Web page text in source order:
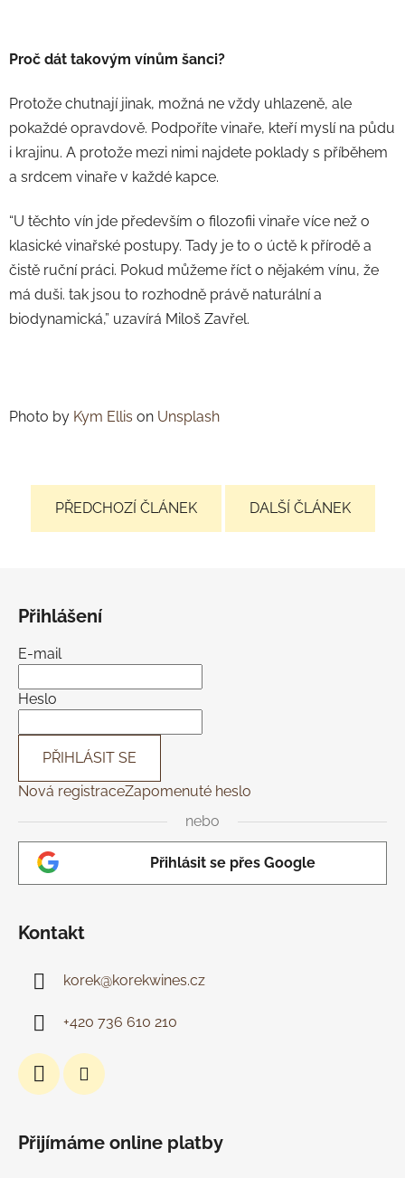
Proč dát takovým vínům šanci?
Protože chutnají jinak, možná ne vždy uhlazeně, ale
pokaždé opravdově. Podpoříte vinaře, kteří myslí na půdu
i krajinu. A protože mezi nimi najdete poklady s příběhem
a srdcem vinaře v každé kapce.
“U těchto vín jde především o filozofii vinaře více než o
klasické vinařské postupy. Tady je to o úctě k přírodě a
čistě ruční práci. Pokud můžeme říct o nějakém vínu, že
má duši. tak jsou to rozhodně právě naturální a
biodynamická,” uzavírá Miloš Zavřel.
Photo by Kym Ellis on Unsplash
PŘEDCHOZÍ ČLÁNEK DALŠÍ ČLÁNEK
Přihlášení
E-mail
Heslo
PŘIHLÁSIT SE
Nová registraceZapomenuté heslo
nebo
Přihlásit se přes Google
Kontakt
korek@korekwines.cz
+420 736 610 210
Přijímáme online platby